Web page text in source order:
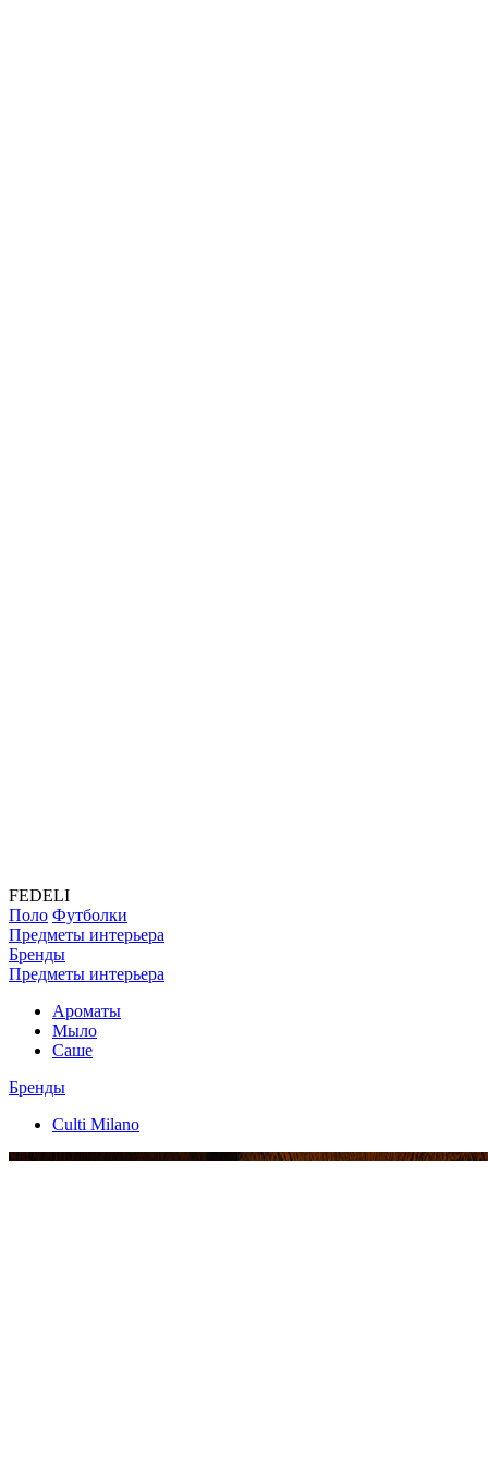
FEDELI
Поло Футболки
Предметы интерьера
Бренды
Предметы интерьера
Ароматы
Мыло
Саше
Бренды
Culti Milano